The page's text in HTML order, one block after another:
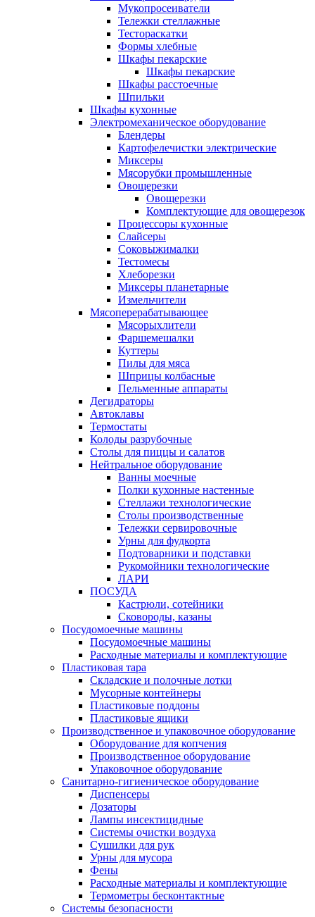
Мукопросеиватели
Тележки стеллажные
Тестораскатки
Формы хлебные
Шкафы пекарские
Шкафы пекарские
Шкафы расстоечные
Шпильки
Шкафы кухонные
Электромеханическое оборудование
Блендеры
Картофелечистки электрические
Миксеры
Мясорубки промышленные
Овощерезки
Овощерезки
Комплектующие для овощерезок
Процессоры кухонные
Слайсеры
Соковыжималки
Тестомесы
Хлеборезки
Миксеры планетарные
Измельчители
Мясоперерабатывающее
Мясорыхлители
Фаршемешалки
Куттеры
Пилы для мяса
Шприцы колбасные
Пельменные аппараты
Дегидраторы
Автоклавы
Термостаты
Колоды разрубочные
Столы для пиццы и салатов
Нейтральное оборудование
Ванны моечные
Полки кухонные настенные
Стеллажи технологические
Столы производственные
Тележки сервировочные
Урны для фудкорта
Подтоварники и подставки
Рукомойники технологические
ЛАРИ
ПОСУДА
Кастрюли, сотейники
Сковороды, казаны
Посудомоечные машины
Посудомоечные машины
Расходные материалы и комплектующие
Пластиковая тара
Складские и полочные лотки
Мусорные контейнеры
Пластиковые поддоны
Пластиковые ящики
Производственное и упаковочное оборудование
Оборудование для копчения
Производственное оборудование
Упаковочное оборудование
Санитарно-гигиеническое оборудование
Диспенсеры
Дозаторы
Лампы инсектицидные
Системы очистки воздуха
Сушилки для рук
Урны для мусора
Фены
Расходные материалы и комплектующие
Термометры бесконтактные
Системы безопасности